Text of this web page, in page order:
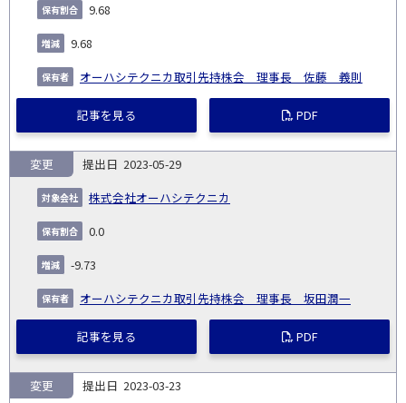
9.68
9.68
オーハシテクニカ取引先持株会 理事長 佐藤 義則
記事を見る PDF
2023-05-29
株式会社オーハシテクニカ
変更
0.0
-9.73
オーハシテクニカ取引先持株会 理事長 坂田潤一
記事を見る PDF
2023-03-23
変更